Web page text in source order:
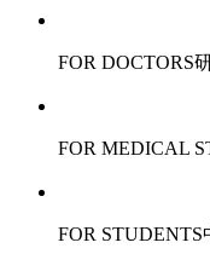
FOR DOCTORS
FOR MEDICAL
FOR STUDENTS